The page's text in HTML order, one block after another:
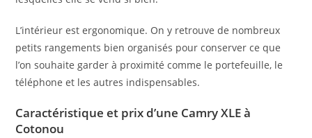
L’intérieur est ergonomique. On y retrouve de nombreux
petits rangements bien organisés pour conserver ce que
l’on souhaite garder à proximité comme le portefeuille, le
téléphone et les autres indispensables.
Caractéristique et prix d’une Camry XLE à
Cotonou